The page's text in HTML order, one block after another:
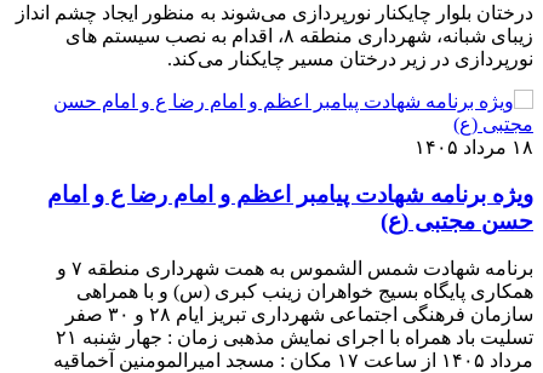
درختان بلوار چایکنار نورپردازی می‌شوند به منظور ایجاد چشم انداز
زیبای شبانه، شهرداری منطقه ۸، اقدام به نصب سیستم های
نورپردازی در زیر درختان مسیر چایکنار می‌کند.
۱۸ مرداد ۱۴۰۵
ویژه برنامه شهادت پیامبر اعظم و امام رضا ع و امام
حسن مجتبی (ع)
برنامه شهادت شمس الشموس به همت شهرداری منطقه ۷ و
همکاری پایگاه بسیج خواهران زینب کبری (س) و با همراهی
سازمان فرهنگی اجتماعی شهرداری تبریز ایام ۲۸ و ۳۰ صفر
تسلیت باد همراه با اجرای نمایش مذهبی زمان : جهار شنبه ۲۱
مرداد ۱۴۰۵ از ساعت ۱۷ مکان : مسجد امیرالمومنین آخماقیه